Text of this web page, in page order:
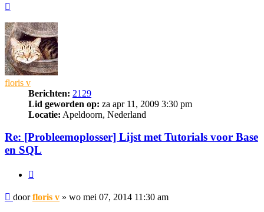
floris v
Berichten: 2129
Lid geworden op: za apr 11, 2009 3:30 pm
Locatie: Apeldoorn, Nederland
Re: [Probleemoplosser] Lijst met Tutorials voor Base
en SQL
Bericht
doorfloris v » wo mei 07, 2014 11:30 am